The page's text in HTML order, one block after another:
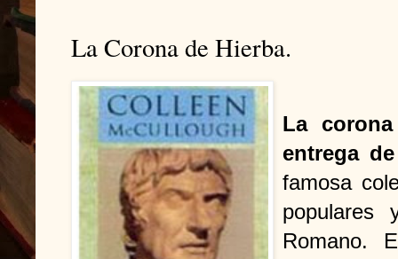
La Corona de Hierba.
La
entrega
famosa
populares
Romano.